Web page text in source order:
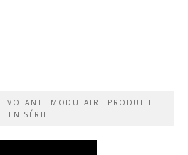
VOLANTE MODULAIRE PRODUITE
EN SÉRIE